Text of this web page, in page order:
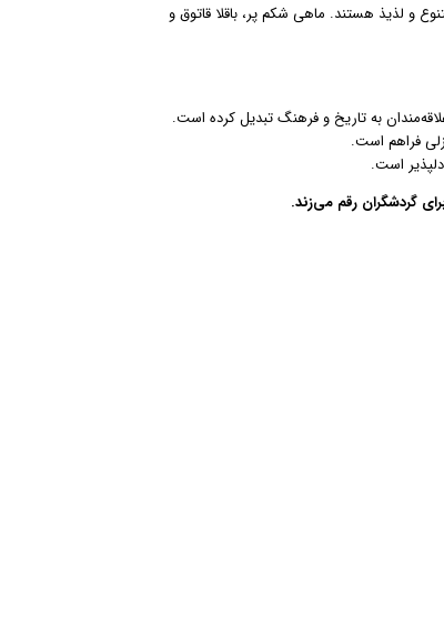
و لذیذ هستند. ماهی شکم پر، باقلا قاتوق و
به تاریخ و فرهنگ تبدیل کرده است.
فراهم است.
است.
گردشگران رقم می‌زند.